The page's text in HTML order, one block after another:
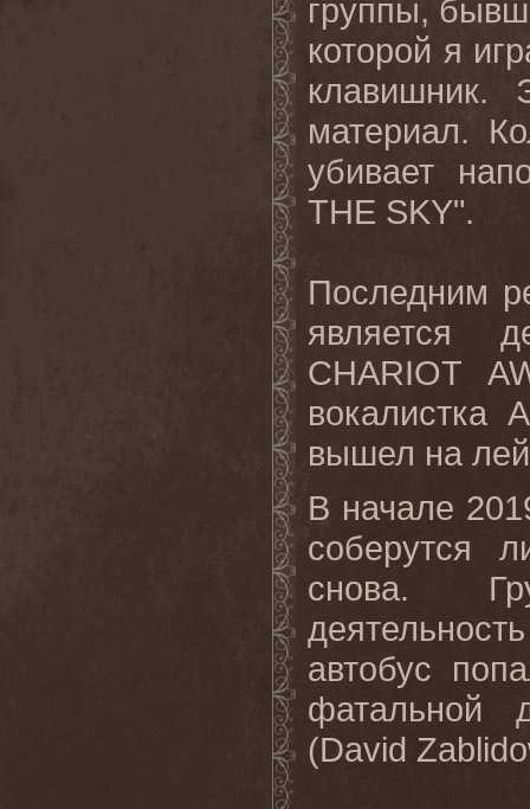
группы,
которой я
клавишник.
материал.
убивает
THE SKY".
Последним
является
CHARIOT
вокалистка
вышел на
В начале
соберутся
снова.
автобус
фатальной
(David